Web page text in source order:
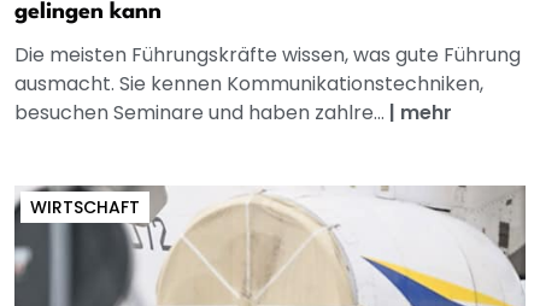
gelingen kann
Die meisten Führungskräfte wissen, was gute Führung
ausmacht. Sie kennen Kommunikationstechniken,
besuchen Seminare und haben zahlre... | mehr
WIRTSCHAFT